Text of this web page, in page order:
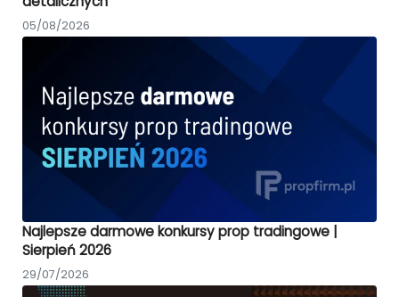
05/08/2026
Najlepsze darmowe konkursy prop tradingowe |
Sierpień 2026
29/07/2026